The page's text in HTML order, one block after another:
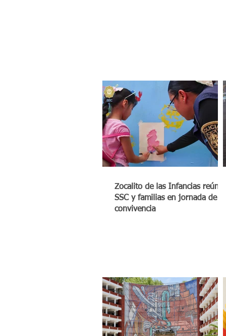
Zocalito de las Infancias reúne a
SSC y familias en jornada de
convivencia